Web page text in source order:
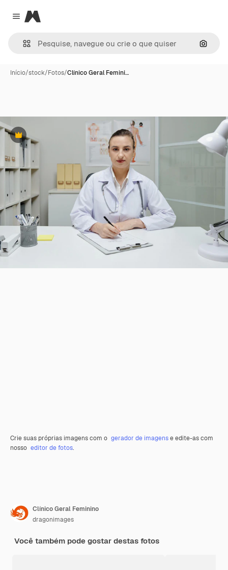
Close menu
Magnific
Início/stock/Fotos/Clínico Geral Femini…
Premium
Crie suas próprias imagens com o gerador de imagense edite-as com
nosso editor de fotos.
Clínico Geral Feminino
dragonimages
Você também pode gostar destas fotos